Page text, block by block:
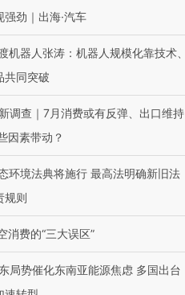
强劲｜出海·汽车
机器人张涛：机器人规模化靠技术、
共同突破
调查｜7月消费或有反弹、出口维持
因素带动？
环境法典将施行 最高法明确新旧法
规则
消费的“三大误区”
局势催化东南亚能源焦虑 多国出台